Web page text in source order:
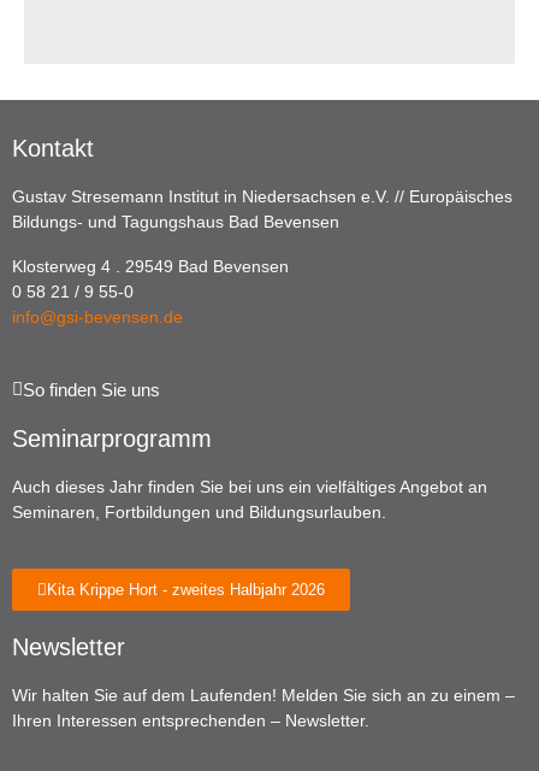
Kontakt
Gustav Stresemann Institut in Niedersachsen e.V. // Europäisches
Bildungs- und Tagungshaus Bad Bevensen
Klosterweg 4 . 29549 Bad Bevensen
0 58 21 / 9 55-0
info@gsi-bevensen.de
So finden Sie uns
Seminarprogramm
Auch dieses Jahr finden Sie bei uns ein vielfältiges Angebot an
Seminaren, Fortbildungen und Bildungsurlauben.
Kita Krippe Hort - zweites Halbjahr 2026
Newsletter
Wir halten Sie auf dem Laufenden! Melden Sie sich an zu einem –
Ihren Interessen entsprechenden – Newsletter.